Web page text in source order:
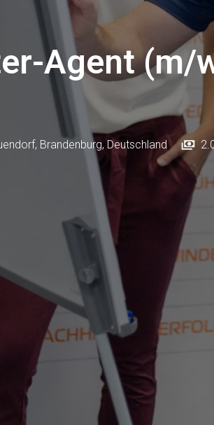
Agent (m/
, Brandenburg, Deutschland